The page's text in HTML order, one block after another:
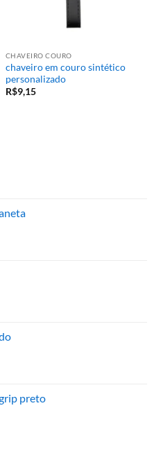
CHAVEIRO COURO
chaveiro em couro sintético
personalizado
R$9,15
preto